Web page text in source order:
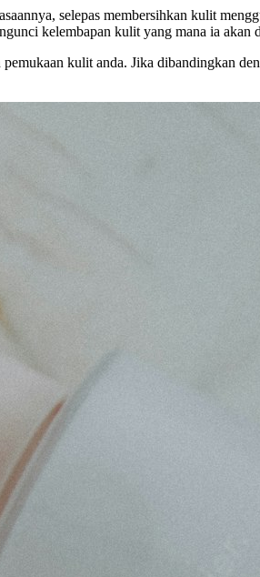
selepas membersihkan kulit
kelembapan kulit yang mana ia akan
kulit anda. Jika dibandingkan